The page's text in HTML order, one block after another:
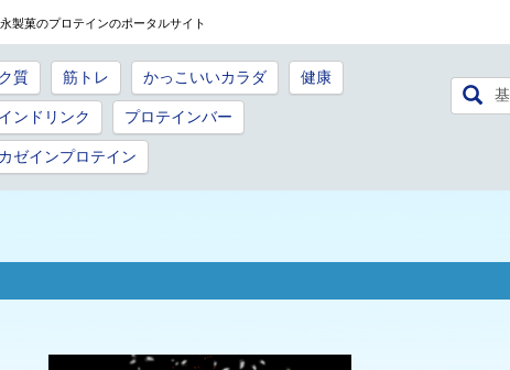
製菓のプロテインのポータルサイト
質 筋トレ かっこいいカラダ 健康
ンドリンク プロテインバー
カゼインプロテイン